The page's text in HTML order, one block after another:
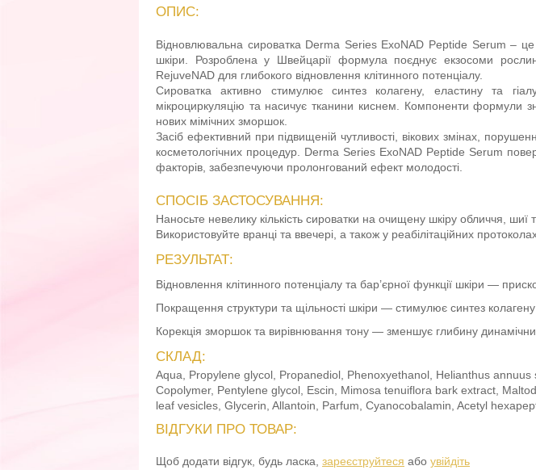
ОПИС:
Відновлювальна сироватка Derma Series ExoNAD Peptide Serum –
шкіри. Розроблена у Швейцарії формула поєднує екзосоми
RejuveNAD для глибокого відновлення клітинного потенціалу.
Сироватка активно стимулює синтез колагену, еластину та
мікроциркуляцію та насичує тканини киснем. Компоненти формули
нових мімічних зморшок.
Засіб ефективний при підвищеній чутливості, вікових змінах,
косметологічних процедур. Derma Series ExoNAD Peptide Serum
факторів, забезпечуючи пролонгований ефект молодості.
СПОСІБ ЗАСТОСУВАННЯ:
Наносьте невелику кількість сироватки на очищену шкіру обличчя,
Використовуйте вранці та ввечері, а також у реабілітаційних
РЕЗУЛЬТАТ:
Відновлення клітинного потенціалу та бар’єрної функції шкіри —
Покращення структури та щільності шкіри — стимулює синтез колагену
Корекція зморшок та вирівнювання тону — зменшує глибину
СКЛАД:
Aqua, Propylene glycol, Propanediol, Phenoxyethanol, Helianthus
Copolymer, Pentylene glycol, Escin, Mimosa tenuiflora bark extract,
leaf vesicles, Glycerin, Allantoin, Parfum, Cyanocobalamin, Acetyl
ВІДГУКИ ПРО ТОВАР:
Щоб додати відгук, будь ласка, зареєструйтеся або увійдіть